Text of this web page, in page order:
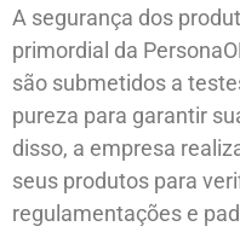
A segurança dos
primordial da
são submetidos a
pureza para garantir
disso, a empresa
seus produtos para
regulamentações e